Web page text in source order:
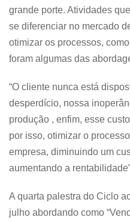
grande porte. Atividades
se diferenciar no mercado
otimizar os processos,
foram algumas das
“O cliente nunca está
desperdício, nossa
produção , enfim, esse
por isso, otimizar o
empresa, diminuindo um
aumentando a
A quarta palestra do Ciclo
julho abordando como